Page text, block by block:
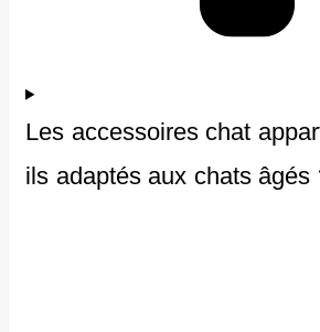
Les accessoires chat
ils adaptés aux chats âgés